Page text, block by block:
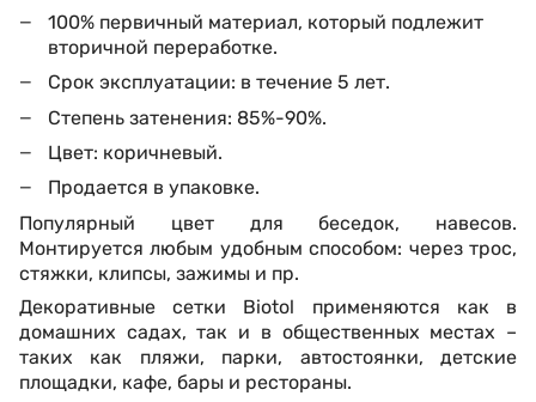
100% первичный материал, который подлежит
вторичной переработке.
Срок эксплуатации: в течение 5 лет.
Степень затенения: 85%-90%.
Цвет: коричневый.
Продается в упаковке.
Популярный цвет для беседок, навесов.
Монтируется любым удобным способом: через трос,
стяжки, клипсы, зажимы и пр.
Декоративные сетки Biotol применяются как в
домашних садах, так и в общественных местах –
таких как пляжи, парки, автостоянки, детские
площадки, кафе, бары и рестораны.